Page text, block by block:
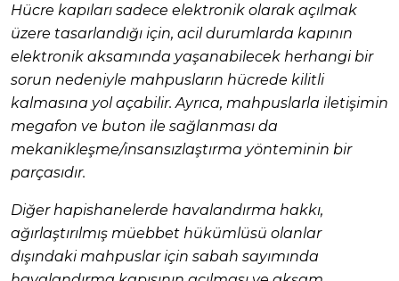
Hücre kapıları sadece elektronik olarak açılmak
üzere tasarlandığı için, acil durumlarda kapının
elektronik aksamında yaşanabilecek herhangi bir
sorun nedeniyle mahpusların hücrede kilitli
kalmasına yol açabilir. Ayrıca, mahpuslarla iletişimin
megafon ve buton ile sağlanması da
mekanikleşme/insansızlaştırma yönteminin bir
parçasıdır.
Diğer hapishanelerde havalandırma hakkı,
ağırlaştırılmış müebbet hükümlüsü olanlar
dışındaki mahpuslar için sabah sayımında